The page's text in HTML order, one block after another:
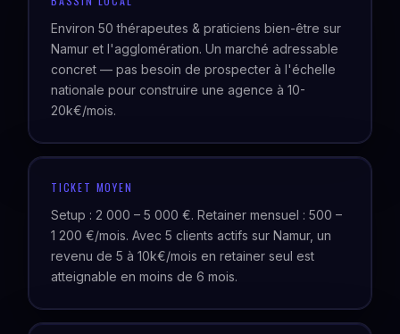
Environ 50 thérapeutes & praticiens bien-être sur
Namur et l'agglomération. Un marché adressable
concret — pas besoin de prospecter à l'échelle
nationale pour construire une agence à 10-
20k€/mois.
TICKET MOYEN
Setup : 2 000 – 5 000 €. Retainer mensuel : 500 –
1 200 €/mois. Avec 5 clients actifs sur Namur, un
revenu de 5 à 10k€/mois en retainer seul est
atteignable en moins de 6 mois.